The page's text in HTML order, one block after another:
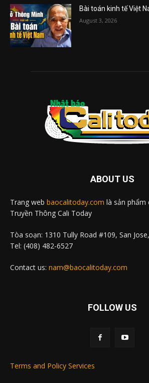
Bài toán kinh tế Việt
August 3, 2026
ABOUT US
Trang web baocalitoday.com là sản phẩm
Truyền Thông Cali Today
Tòa soạn: 1310 Tully Road #109, San
Tel: (408) 482-6527
Contact us: nam@baocalitoday.com
FOLLOW US
Terms and Policy Services